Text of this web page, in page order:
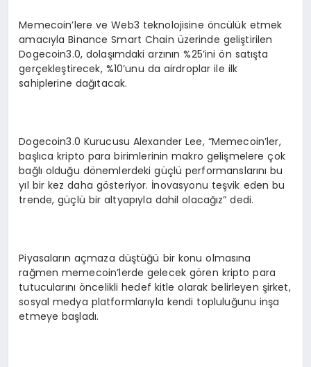
Memecoin’lere ve Web3 teknolojisine öncülük etmek
amacıyla Binance Smart Chain üzerinde geliştirilen
Dogecoin3.0, dolaşımdaki arzının %25’ini ön satışta
gerçekleştirecek, %10’unu da airdroplar ile ilk
sahiplerine dağıtacak.
Dogecoin3.0 Kurucusu Alexander Lee, “Memecoin’ler,
başlıca kripto para birimlerinin makro gelişmelere çok
bağlı olduğu dönemlerdeki güçlü performanslarını bu
yıl bir kez daha gösteriyor. İnovasyonu teşvik eden bu
trende, güçlü bir altyapıyla dahil olacağız” dedi.
Piyasaların açmaza düştüğü bir konu olmasına
rağmen memecoin’lerde gelecek gören kripto para
tutucularını öncelikli hedef kitle olarak belirleyen şirket,
sosyal medya platformlarıyla kendi topluluğunu inşa
etmeye başladı.